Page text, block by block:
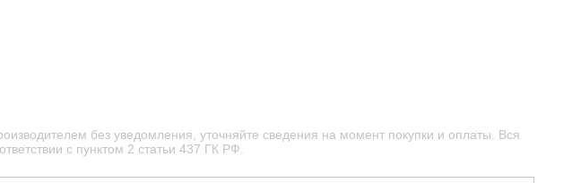
без уведомления, уточняйте сведения на момент покупки и оплаты. Вся
с пунктом 2 статьи 437 ГК РФ.